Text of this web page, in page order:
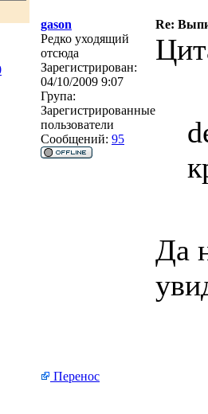
gason
Re:
Редко уходящий
отсюда
Зарегистрирован:
04/10/2009 9:07
Група:
Зарегистрированные
пользователи
Сообщений: 95
Да
Перенос